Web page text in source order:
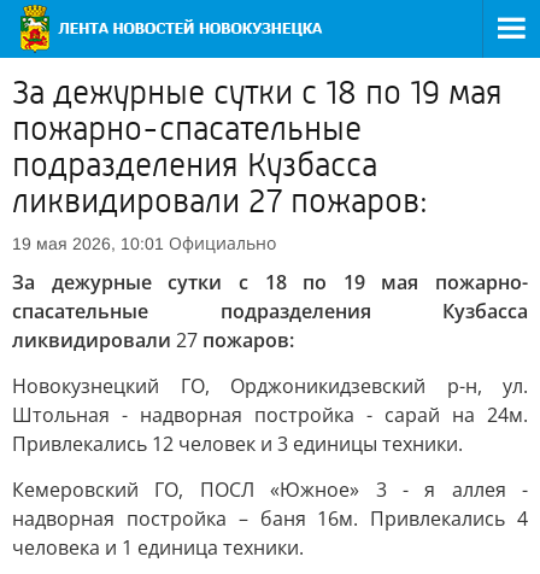
За дежурные сутки с 18 по 19 мая
пожарно-спасательные
подразделения Кузбасса
ликвидировали 27 пожаров:
19 мая 2026, 10:01 Официально
За дежурные сутки с 18 по 19 мая пожарно-
спасательные подразделения Кузбасса
ликвидировали 27 пожаров:
Новокузнецкий ГО, Орджоникидзевский р-н, ул.
Штольная - надворная постройка - сарай на 24м.
Привлекались 12 человек и 3 единицы техники.
Кемеровский ГО, ПОСЛ «Южное» 3 - я аллея -
надворная постройка – баня 16м. Привлекались 4
человека и 1 единица техники.